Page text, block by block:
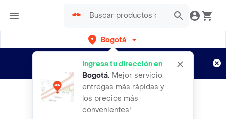
Bogotá
Ingresa tu dirección en
Bogotá. Mejor servicio,
entregas más rápidas y
los precios más
convenientes!
envíos gratis por semanas
Aplican TyC